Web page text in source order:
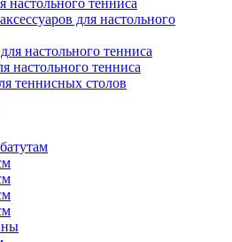
настольного тенниса
для настольного
настольного тенниса
настольного тенниса
теннисных столов